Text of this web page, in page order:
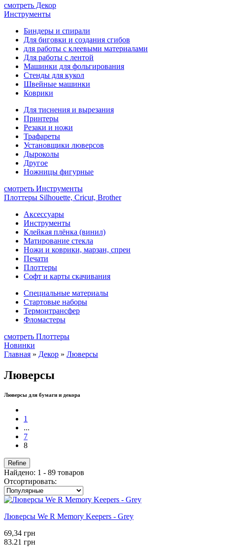
смотреть Декор
Инструменты
Биндеры и спирали
Для биговки и создания сгибов
для работы с клеевыми материалами
Для работы с лентой
Машинки для фольгирования
Стенды для кукол
Швейные машинки
Коврики
Для тиснения и вырезания
Принтеры
Резаки и ножи
Трафареты
Установщики люверсов
Дыроколы
Другое
Ножницы фигурные
смотреть Инструменты
Плоттеры Silhouette, Cricut, Brother
Аксессуары
Инструменты
Клейкая плёнка (винил)
Матирование стекла
Ножи и коврики, марзан, спреи
Печати
Плоттеры
Софт и карты скачивания
Специальные материалы
Стартовые наборы
Термонтрансфер
Фломастеры
смотреть Плоттеры
Новинки
Главная » Декор » Люверсы
Люверсы
Люверсы для бумаги и декора
1
...
7
8
Refine
Найдено: 1 - 89 товаров
Отсортировать:
Люверсы We R Memory Keepers - Grey
69,34 грн
83.21 грн